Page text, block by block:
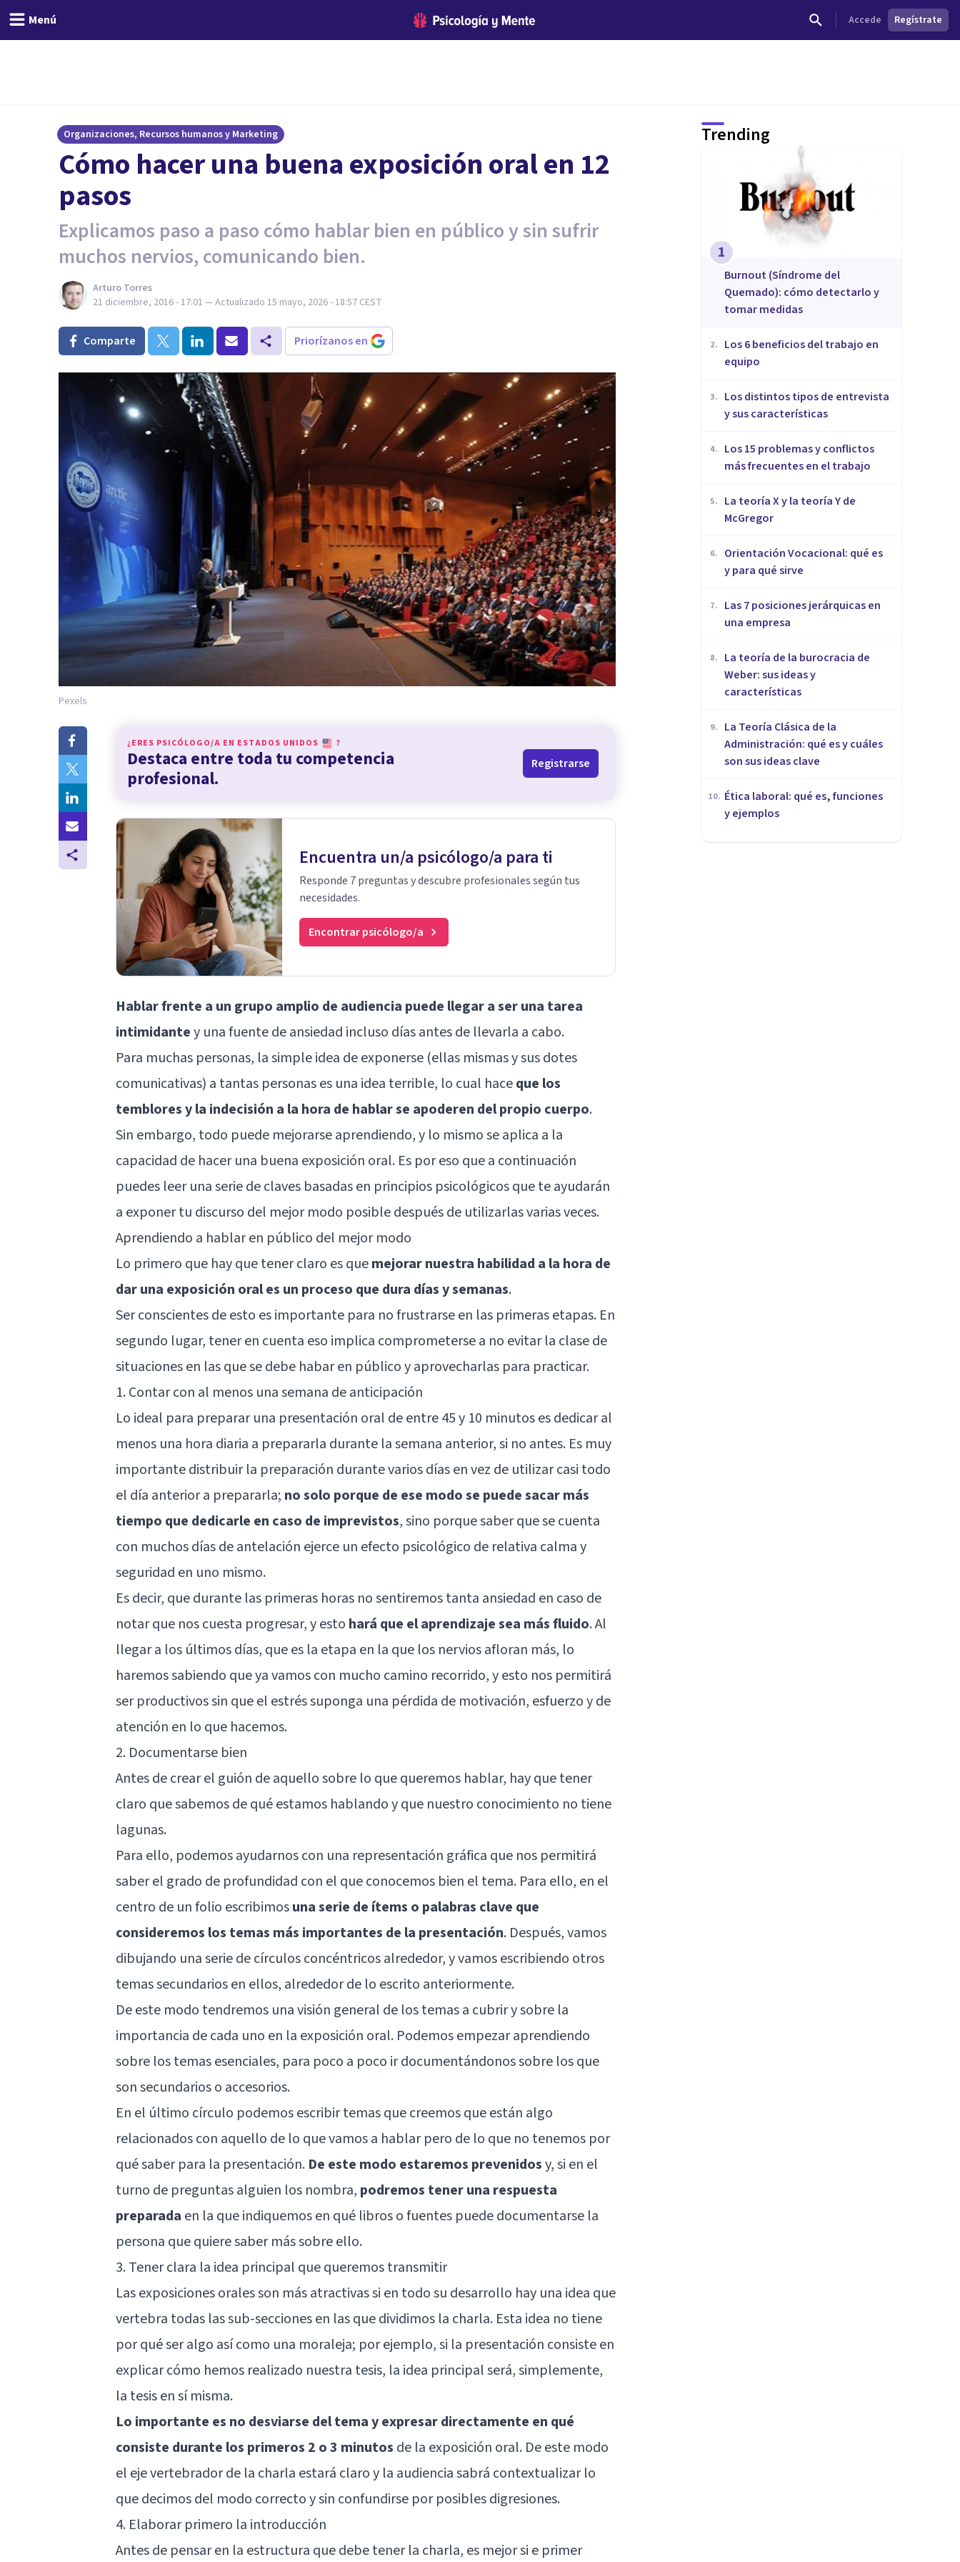
Menú Accede Regístrate
Organizaciones, Recursos humanos y Marketing
Cómo hacer una buena exposición oral en 12
pasos
Explicamos paso a paso cómo hablar bien en público y sin sufrir
muchos nervios, comunicando bien.
Arturo Torres
21 diciembre, 2016 - 17:01 — Actualizado 15 mayo, 2026 - 18:57 CEST
Comparte Priorízanos en
Pexels
¿ERES PSICÓLOGO/A EN ESTADOS UNIDOS ?
Destaca entre toda tu competencia
profesional.
Registrarse
Encuentra un/a psicólogo/a para ti
Responde 7 preguntas y descubre profesionales según tus
necesidades.
Encontrar psicólogo/a
Hablar frente a un grupo amplio de audiencia puede llegar a ser una tarea
intimidantey una fuente deansiedad incluso días antes de llevarla a cabo.
Para muchas personas, la simple idea de exponerse (ellas mismas y sus dotes
comunicativas) a tantas personas es una idea terrible, lo cual haceque los
temblores y la indecisión a la hora de hablar se apoderen del propio cuerpo.
Sin embargo, todo puede mejorarse aprendiendo, y lo mismo se aplica a la
capacidad de hacer una buena exposición oral. Es por eso que a continuación
puedes leer una serie de claves basadas en principios psicológicos que te ayudarán
a exponer tu discurso del mejor modo posible después de utilizarlas varias veces.
Aprendiendo a hablar en público del mejor modo
Lo primero que hay que tener claro es quemejorar nuestra habilidad a la hora de
dar una exposición oral es un proceso que dura días y semanas.
Ser conscientes de esto es importante para no frustrarse en las primeras etapas. En
segundo lugar, tener en cuenta eso implica comprometerse a no evitar la clase de
situaciones en las que se debe habar en público y aprovecharlas para practicar.
1. Contar con al menos una semana de anticipación
Lo ideal para preparar una presentación oral de entre 45 y 10 minutos es dedicar al
menos una hora diaria a prepararla durante la semana anterior, si no antes. Es muy
importante distribuir la preparación durante varios días en vez de utilizar casi todo
el día anterior a prepararla; no solo porque de ese modo se puede sacar más
tiempo que dedicarle en caso de imprevistos, sino porque saber que se cuenta
con muchos días de antelación ejerce un efecto psicológico de relativa calma y
seguridad en uno mismo.
Es decir, que durante las primeras horas no sentiremos tanta ansiedad en caso de
notar que nos cuesta progresar, y esto hará que el aprendizaje sea más fluido. Al
llegar a los últimos días, que es la etapa en la que los nervios afloran más, lo
haremos sabiendo que ya vamos con mucho camino recorrido, y esto nos permitirá
ser productivos sin queel estréssuponga una pérdida de motivación, esfuerzo y de
atención en lo que hacemos.
2. Documentarse bien
Antes de crear el guión de aquello sobre lo que queremos hablar, hay que tener
claro que sabemos de qué estamos hablando y que nuestro conocimiento no tiene
lagunas.
Para ello, podemos ayudarnos con una representación gráfica que nos permitirá
saber el grado de profundidad con el que conocemos bien el tema. Para ello, en el
centro de un folio escribimosuna serie de ítems o palabras clave que
consideremos los temas más importantes de la presentación. Después, vamos
dibujando una serie de círculos concéntricos alrededor, y vamos escribiendo otros
temas secundarios en ellos, alrededor de lo escrito anteriormente.
De este modo tendremos una visión general de los temas a cubrir y sobre la
importancia de cada uno en la exposición oral. Podemos empezar aprendiendo
sobre los temas esenciales, para poco a poco ir documentándonos sobre los que
son secundarios o accesorios.
En el último círculo podemos escribir temas que creemos que están algo
relacionados con aquello de lo que vamos a hablar pero de lo que no tenemos por
qué saber para la presentación. De este modo estaremos prevenidosy, si en el
turno de preguntas alguien los nombra, podremos tener una respuesta
preparada en la que indiquemos en qué libros o fuentes puede documentarse la
persona que quiere saber más sobre ello.
3. Tener clara la idea principal que queremos transmitir
Las exposiciones orales son más atractivas si en todo su desarrollo hay una idea que
vertebra todas las sub-secciones en las que dividimos la charla. Esta idea no tiene
por qué ser algo así como una moraleja; por ejemplo, si la presentación consiste en
explicar cómo hemos realizado nuestra tesis, la idea principal será, simplemente,
la tesis en sí misma.
Lo importante es no desviarse del tema y expresar directamente en qué
consiste durante los primeros 2 o 3 minutos de la exposición oral. De este modo
el eje vertebrador de la charla estará claro y la audiencia sabrá contextualizar lo
que decimos del modo correcto y sin confundirse por posibles digresiones.
4. Elaborar primero la introducción
Antes de pensar en la estructura que debe tener la charla, es mejor si e primer
Trending
1
Burnout (Síndrome del
Quemado): cómo detectarlo y
tomar medidas
2.
​Los 6 beneficios del trabajo en
equipo
3.
​Los distintos tipos de entrevista
y sus características
4.
​Los 15 problemas y conflictos
más frecuentes en el trabajo
5.
La teoría X y la teoría Y de
McGregor
6.
Orientación Vocacional: qué es
y para qué sirve
7.
Las 7 posiciones jerárquicas en
una empresa
8.
La teoría de la burocracia de
Weber: sus ideas y
características
9.
La Teoría Clásica de la
Administración: qué es y cuáles
son sus ideas clave
10. Ética laboral: qué es, funciones
y ejemplos